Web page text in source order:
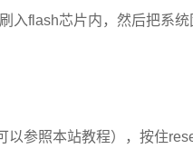
入flash芯片内，然后把系
参照本站教程），按住